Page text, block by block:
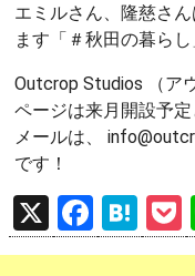
エミルさん、隆慈さ
ます「＃秋田の暮ら
Outcrop Studios （ア
ページは来月開設予定
メールは、
です！
X
F
a
H
at